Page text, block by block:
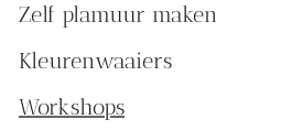
Zelf plamuur maken
Kleurenwaaiers
Workshops